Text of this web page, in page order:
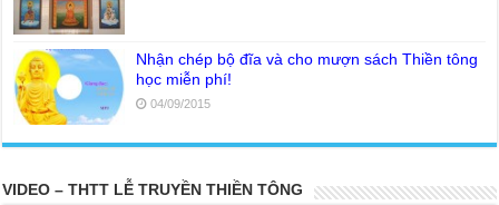
Nhận chép bộ đĩa và cho mượn sách Thiền tông
học miễn phí!
04/09/2015
VIDEO – THTT LỄ TRUYỀN THIỀN TÔNG